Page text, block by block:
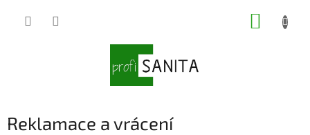
Reklamace a vrácení